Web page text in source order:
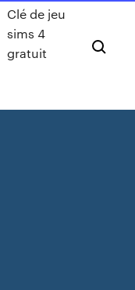
Clé de jeu
sims 4
gratuit